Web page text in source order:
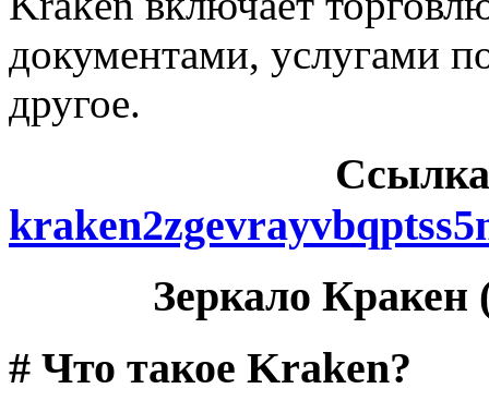
документами, услугами
другое.
Зеркало Кракен
# Что такое Kraken?